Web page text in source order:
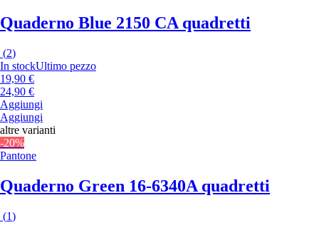
Quaderno Blue 2150 CA quadretti
(2)
In stockUltimo pezzo
19,90 €
24,90 €
Aggiungi
Aggiungi
altre varianti
-20%
Pantone
Quaderno Green 16-6340A quadretti
(1)